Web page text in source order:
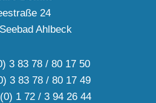
24
Ahlbeck
3 83 78 / 80 17 50
3 83 78 / 80 17 49
1 72 / 3 94 26 44